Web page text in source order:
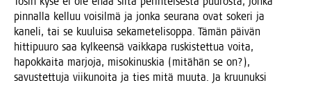
pin­nal­la kel­luu voi­sil­mä ja jon­ka seu­ra­na ovat soke­ri ja
kane­li, tai se kuu­lui­sa seka­me­te­li­sop­pa. Tämän päi­vän
hit­ti­puu­ro saa kyl­keen­sä vaik­ka­pa rus­kis­tet­tua voi­ta,
hapok­kai­ta mar­jo­ja, miso­ki­nus­kia (mitä­hän se on?),
savus­tet­tu­ja vii­ku­noi­ta ja ties mitä muu­ta. Ja kruu­nuk­si